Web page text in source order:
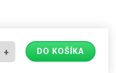
+ DO KOŠÍKA